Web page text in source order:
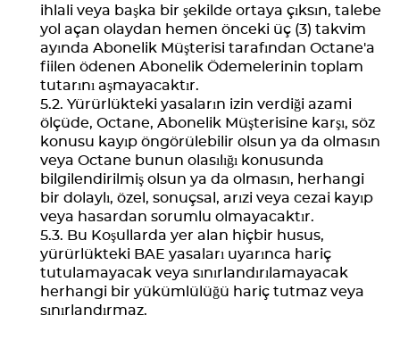
ihlali veya başka bir şekilde ortaya çıksın, talebe
yol açan olaydan hemen önceki üç (3) takvim
ayında Abonelik Müşterisi tarafından Octane'a
fiilen ödenen Abonelik Ödemelerinin toplam
tutarını aşmayacaktır.
Yürürlükteki yasaların izin verdiği azami
ölçüde, Octane, Abonelik Müşterisine karşı, söz
konusu kayıp öngörülebilir olsun ya da olmasın
veya Octane bunun olasılığı konusunda
bilgilendirilmiş olsun ya da olmasın, herhangi
bir dolaylı, özel, sonuçsal, arızi veya cezai kayıp
veya hasardan sorumlu olmayacaktır.
Bu Koşullarda yer alan hiçbir husus,
yürürlükteki BAE yasaları uyarınca hariç
tutulamayacak veya sınırlandırılamayacak
herhangi bir yükümlülüğü hariç tutmaz veya
sınırlandırmaz.